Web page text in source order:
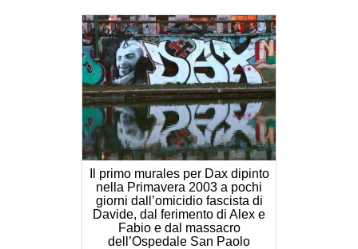
Il primo murales per Dax dipinto
nella Primavera 2003 a pochi
giorni dall’omicidio fascista di
Davide, dal ferimento di Alex e
Fabio e dal massacro
dell’Ospedale San Paolo